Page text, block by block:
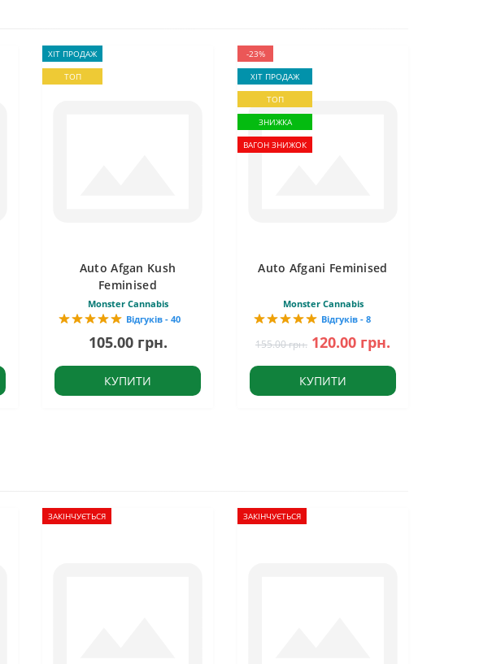
ХІТ ПРОДАЖ
ТОП
Auto Afgan Kush
Feminised
Monster Cannabis
Відгуків - 40
105.00 грн.
КУПИТИ
-23%
ХІТ ПРОДАЖ
ТОП
ЗНИЖКА
ВАГОН ЗНИЖОК
Auto Afgani Feminised
Monster Cannabis
Відгуків - 8
155.00 грн. 120.00 грн.
КУПИТИ
ЗАКІНЧУЄТЬСЯ ЗАКІНЧУЄТЬСЯ